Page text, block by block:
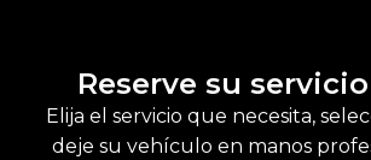
Reserve su
Elija el servicio que necesita,
deje su vehículo en manos